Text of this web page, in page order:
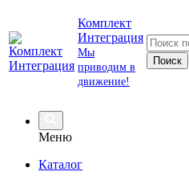
Комплект
Интеграция
Мы
приводим в
движение!
Меню
Каталог